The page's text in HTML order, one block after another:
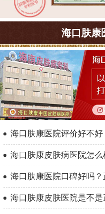
海口肤康
海口肤康医院评价好不
海口肤康皮肤病医院怎
海口肤康医院口碑好吗
海口肤康皮肤医院是不